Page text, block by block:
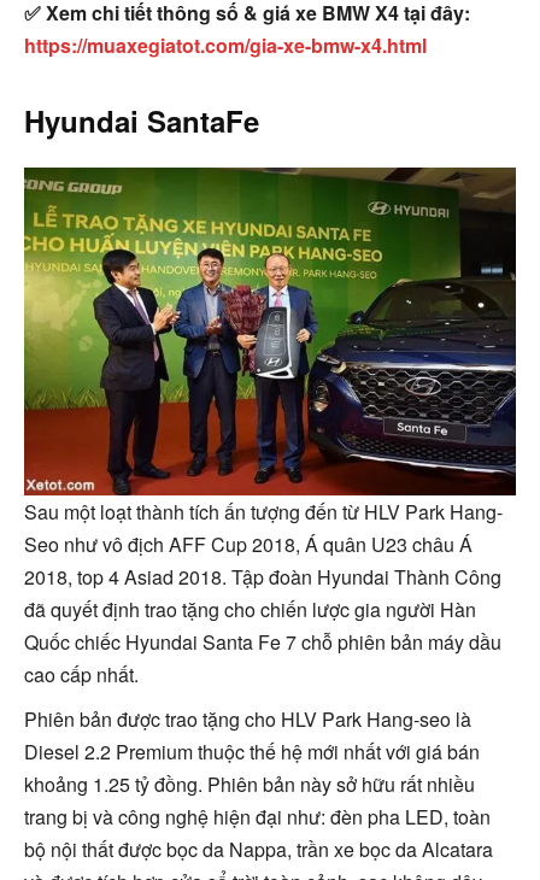
✅ Xem chi tiết thông số & giá xe BMW X4 tại đây:
https://muaxegiatot.com/gia-xe-bmw-x4.html
Hyundai SantaFe
Sau một loạt thành tích ấn tượng đến từ HLV Park Hang-
Seo như vô địch AFF Cup 2018, Á quân U23 châu Á
2018, top 4 Asiad 2018. Tập đoàn Hyundai Thành Công
đã quyết định trao tặng cho chiến lược gia người Hàn
Quốc chiếc Hyundai Santa Fe 7 chỗ phiên bản máy dầu
cao cấp nhất.
Phiên bản được trao tặng cho HLV Park Hang-seo là
Diesel 2.2 Premium thuộc thế hệ mới nhất với giá bán
khoảng 1.25 tỷ đồng. Phiên bản này sở hữu rất nhiều
trang bị và công nghệ hiện đại như: đèn pha LED, toàn
bộ nội thất được bọc da Nappa, trần xe bọc da Alcatara